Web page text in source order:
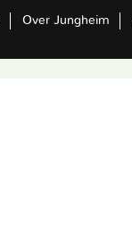
Over Jungheim